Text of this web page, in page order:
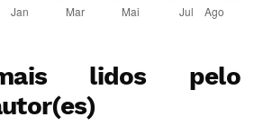
lidos pelo